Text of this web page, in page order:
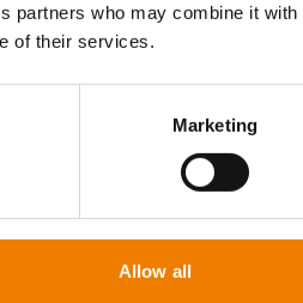
partners who may combine it with
of their services.
Marketing
Allow all
available
07.09.2026
available